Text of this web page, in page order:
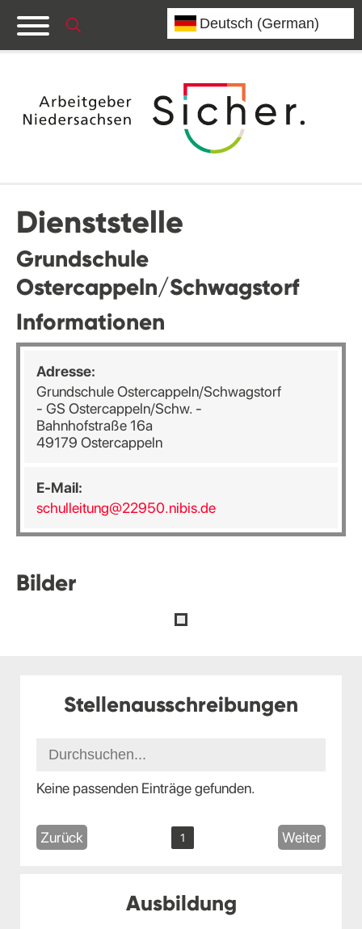
Dienststelle
Grundschule
Ostercappeln/Schwagstorf
Informationen
Adresse:
Grundschule Ostercappeln/Schwagstorf
- GS Ostercappeln/Schw. -
Bahnhofstraße 16a
49179 Ostercappeln
E-Mail:
schulleitung@22950.nibis.de
Bilder
Stellenausschreibungen
Keine passenden Einträge gefunden.
Zurück 1 Weiter
Ausbildung